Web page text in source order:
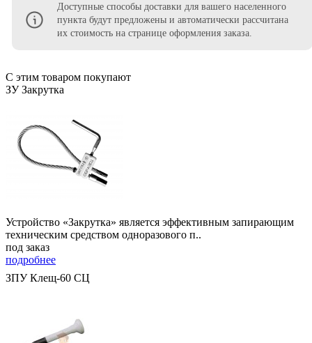
Доступные способы доставки для вашего населенного
пункта будут предложены и автоматически рассчитана
их стоимость на странице оформления заказа.
С этим товаром покупают
ЗУ Закрутка
Устройство «Закрутка» является эффективным запирающим
техническим средством одноразового п..
под заказ
подробнее
ЗПУ Клещ-60 СЦ